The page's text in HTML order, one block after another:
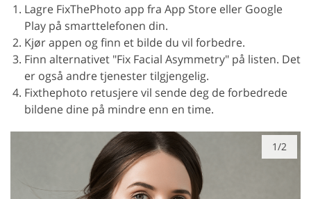
Lagre FixThePhoto app fra App Store eller Google
Play på smarttelefonen din.
Kjør appen og finn et bilde du vil forbedre.
Finn alternativet "Fix Facial Asymmetry" på listen. Det
er også andre tjenester tilgjengelig.
Fixthephoto retusjere vil sende deg de forbedrede
bildene dine på mindre enn en time.
1/2